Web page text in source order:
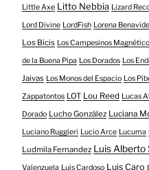
Little Axe Litto Nebbia Lizard
Lord Divine LordFish Lorena
Los Bicis Los Campesinos
de la Buena Pipa Los Dorados Los
Jaivas Los Monos del Espacio Los
Zappatontos LOT Lou Reed Lucas
Dorado Lucho González Luciana
Luciano Ruggieri Lucio Arce Lucuma
Ludmila Fernandez Luis Alberto
Valenzuela Luis Cardoso Luis Caro